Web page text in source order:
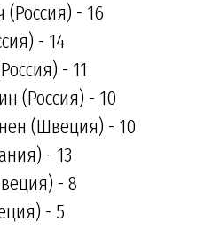
- 16
- 14
- 11
(Россия) - 10
(Швеция) - 10
- 13
- 8
- 5